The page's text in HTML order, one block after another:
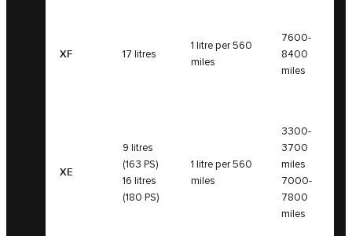
XF 17 litres
1 litre per 560
miles
7600-
8400
miles
XE
9 litres
(163 PS)
16 litres
(180 PS)
1 litre per 560
miles
3300-
3700
miles
7000-
7800
miles